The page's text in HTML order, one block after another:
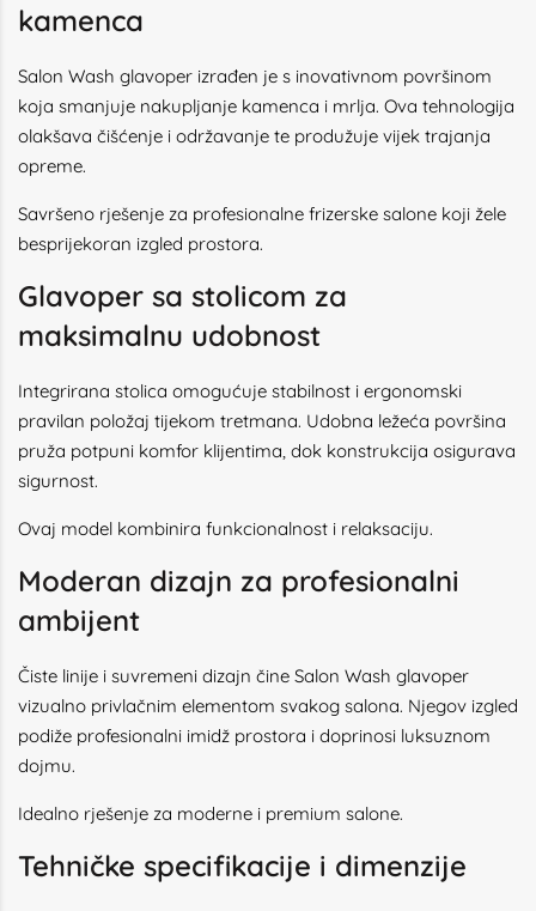
kamenca
Salon Wash glavoper izrađen je s inovativnom površinom
koja smanjuje nakupljanje kamenca i mrlja. Ova tehnologija
olakšava čišćenje i održavanje te produžuje vijek trajanja
opreme.
Savršeno rješenje za profesionalne frizerske salone koji žele
besprijekoran izgled prostora.
Glavoper sa stolicom za
maksimalnu udobnost
Integrirana stolica omogućuje stabilnost i ergonomski
pravilan položaj tijekom tretmana. Udobna ležeća površina
pruža potpuni komfor klijentima, dok konstrukcija osigurava
sigurnost.
Ovaj model kombinira funkcionalnost i relaksaciju.
Moderan dizajn za profesionalni
ambijent
Čiste linije i suvremeni dizajn čine Salon Wash glavoper
vizualno privlačnim elementom svakog salona. Njegov izgled
podiže profesionalni imidž prostora i doprinosi luksuznom
dojmu.
Idealno rješenje za moderne i premium salone.
Tehničke specifikacije i dimenzije